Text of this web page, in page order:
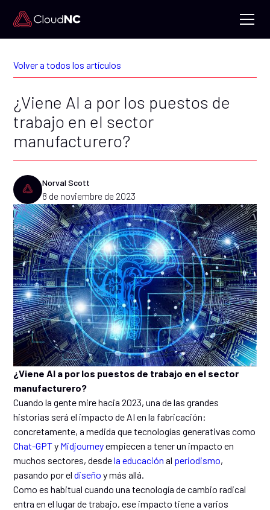
Volver a todos los artículos
¿Viene AI a por los puestos de
trabajo en el sector
manufacturero?
Norval Scott
8 de noviembre de 2023
¿Viene AI a por los puestos de trabajo en el sector
manufacturero?
Cuando la gente mire hacia 2023, una de las grandes
historias será el impacto de AI en la fabricación:
concretamente, a medida que tecnologías generativas como
Chat-GPTy Midjourneyempiecen a tener un impacto en
muchos sectores, desdela educación al periodismo,
pasando por eldiseño y más allá.
Como es habitual cuando una tecnología de cambio radical
entra en el lugar de trabajo, ese impacto tiene a varios